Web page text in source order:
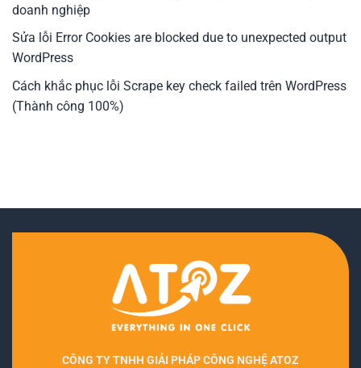
doanh nghiệp
Sửa lỗi Error Cookies are blocked due to unexpected output
WordPress
Cách khắc phục lỗi Scrape key check failed trên WordPress
(Thành công 100%)
CÔNG TY TNHH GIẢI PHÁP CÔNG NGHỆ ATOZ